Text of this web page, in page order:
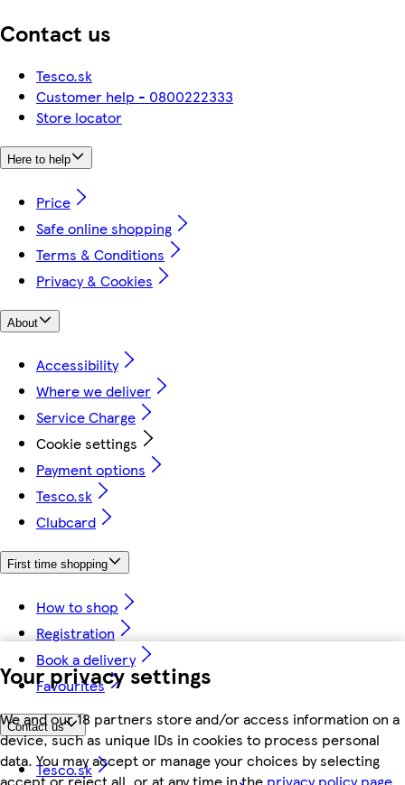
Your privacy settings
We and our 18 partners store and/or access information on a
device, such as unique IDs in cookies to process personal
data. You may accept or manage your choices by selecting
accept or reject all, or at any time in the privacy policy page.
Contact us
Tesco.sk
Customer help - 0800222333
Store locator
Here to help
Price
Safe online shopping
Terms & Conditions
Privacy & Cookies
About
Accessibility
Where we deliver
Service Charge
Cookie settings
Payment options
Tesco.sk
Clubcard
First time shopping
How to shop
Registration
Book a delivery
Favourites
Contact us
Tesco.sk